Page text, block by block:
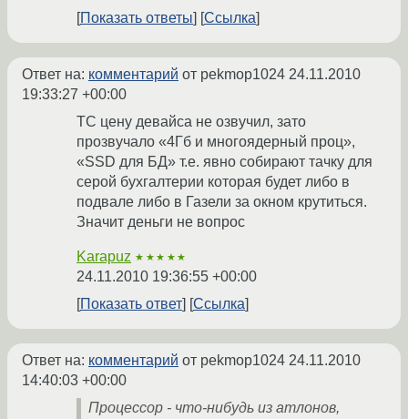
Показать ответы
Ссылка
Ответ на: комментарий от pekmop1024 24.11.2010
19:33:27 +00:00
ТС цену девайса не озвучил, зато
прозвучало «4Гб и многоядерный проц»,
«SSD для БД» т.е. явно собирают тачку для
серой бухгалтерии которая будет либо в
подвале либо в Газели за окном крутиться.
Значит деньги не вопрос
Karapuz ★★★★★
24.11.2010 19:36:55 +00:00
Показать ответ
Ссылка
Ответ на: комментарий от pekmop1024 24.11.2010
14:40:03 +00:00
Процессор - что-нибудь из атлонов,